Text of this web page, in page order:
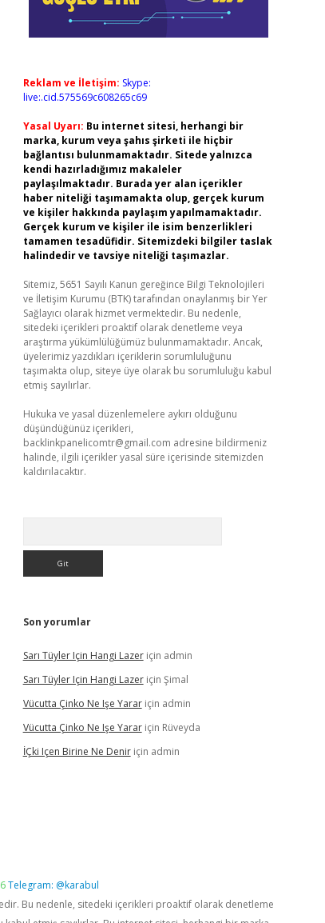
Reklam ve İletişim: Skype:
live:.cid.575569c608265c69
Yasal Uyarı: Bu internet sitesi, herhangi bir
marka, kurum veya şahıs şirketi ile hiçbir
bağlantısı bulunmamaktadır. Sitede yalnızca
kendi hazırladığımız makaleler
paylaşılmaktadır. Burada yer alan içerikler
haber niteliği taşımamakta olup, gerçek kurum
ve kişiler hakkında paylaşım yapılmamaktadır.
Gerçek kurum ve kişiler ile isim benzerlikleri
tamamen tesadüfidir. Sitemizdeki bilgiler taslak
halindedir ve tavsiye niteliği taşımazlar.
Sitemiz, 5651 Sayılı Kanun gereğince Bilgi Teknolojileri
ve İletişim Kurumu (BTK) tarafından onaylanmış bir Yer
Sağlayıcı olarak hizmet vermektedir. Bu nedenle,
sitedeki içerikleri proaktif olarak denetleme veya
araştırma yükümlülüğümüz bulunmamaktadır. Ancak,
üyelerimiz yazdıkları içeriklerin sorumluluğunu
taşımakta olup, siteye üye olarak bu sorumluluğu kabul
etmiş sayılırlar.
Hukuka ve yasal düzenlemelere aykırı olduğunu
düşündüğünüz içerikleri,
backlinkpanelicomtr@gmail.com adresine bildirmeniz
halinde, ilgili içerikler yasal süre içerisinde sitemizden
kaldırılacaktır.
Son yorumlar
Sarı Tüyler Için Hangi Lazeriçin admin
Sarı Tüyler Için Hangi Lazeriçin Şimal
Vücutta Çinko Ne Işe Yarariçin admin
Vücutta Çinko Ne Işe Yarariçin Rüveyda
İÇki Içen Birine Ne Deniriçin admin
Telegram: @karabul
Bu nedenle, sitedeki içerikleri proaktif olarak denetleme